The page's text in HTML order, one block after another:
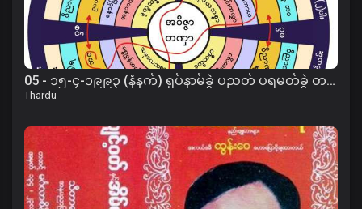
05 - ၁၅-၄-၁၉၉၃ (နံနက်) ရုပ်နာမ်ခွဲ ပညတ် ပရမတ်ခွဲ တရား
Thardu